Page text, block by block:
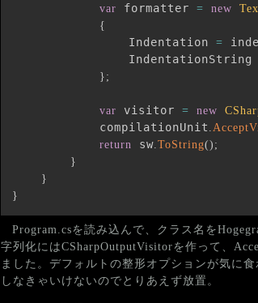
var formatter = new
{
                Indentation
=
                IndentationString
} ;
var visitor = new
            compilationUnit
.
return sw.ToString() ;
}
}
}
Program.csを読み込んで、クラス名を
字列化にはCSharpOutputVisitorを作って、
ました。デフォルトの整形オプションが気に
しなきゃいけないのでとりあえず放置。